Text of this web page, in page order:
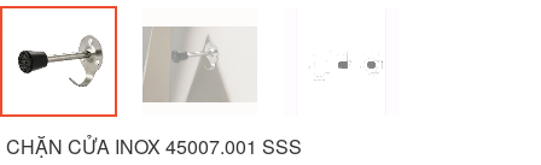
CHẶN CỬA INOX 45007.001 SSS